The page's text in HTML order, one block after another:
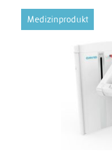
Medizinprodukt